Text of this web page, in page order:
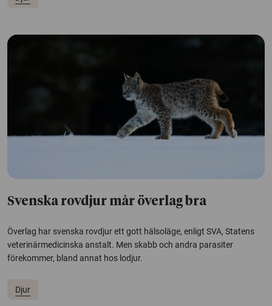
Svenska rovdjur mår överlag bra
Överlag har svenska rovdjur ett gott hälsoläge, enligt SVA, Statens
veterinärmedicinska anstalt. Men skabb och andra parasiter
förekommer, bland annat hos lodjur.
Djur